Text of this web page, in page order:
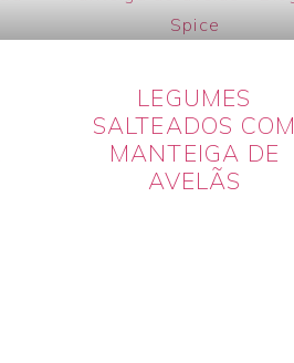
LEGUMES
SALTEADOS COM
MANTEIGA DE
AVELÃS